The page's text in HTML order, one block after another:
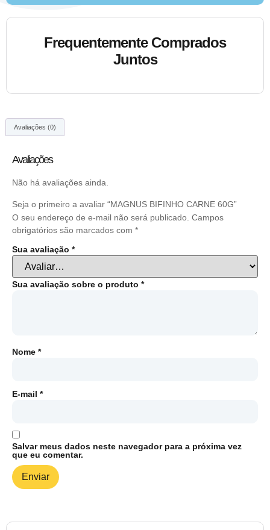
Frequentemente Comprados
Juntos
Avaliações (0)
Avaliações
Não há avaliações ainda.
Seja o primeiro a avaliar “MAGNUS BIFINHO CARNE 60G”
O seu endereço de e-mail não será publicado. Campos
obrigatórios são marcados com *
Sua avaliação *
Sua avaliação sobre o produto *
Nome *
E-mail *
Salvar meus dados neste navegador para a próxima vez
que eu comentar.